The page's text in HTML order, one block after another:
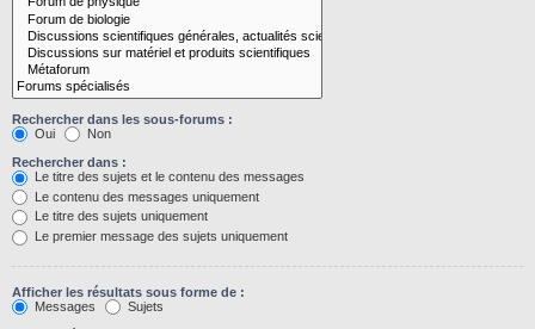
Rechercher dans les sous-forums :
Oui
Non
Rechercher dans :
Le titre des sujets et le contenu des messages
Le contenu des messages uniquement
Le titre des sujets uniquement
Le premier message des sujets uniquement
Afficher les résultats sous forme de :
Messages
Sujets